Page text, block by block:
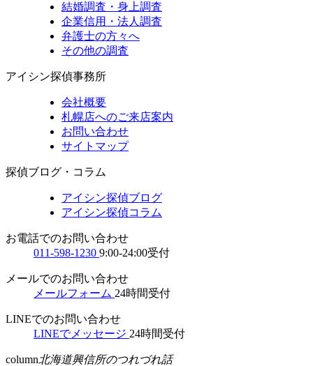
結婚調査・身上調査
企業信用・法人調査
弁護士の方々へ
その他の調査
アイシン探偵事務所
会社概要
札幌店へのご来店案内
お問い合わせ
サイトマップ
探偵ブログ・コラム
アイシン探偵ブログ
アイシン探偵コラム
お電話でのお問い合わせ
011-598-1230 9:00-24:00受付
メールでのお問い合わせ
メールフォーム 24時間受付
LINEでのお問い合わせ
LINEでメッセージ 24時間受付
column北海道興信所のつれづれ話